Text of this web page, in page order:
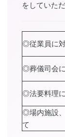
をしていた
◎従業員に
◎葬儀司会
◎法要料理
◎場内施設
て